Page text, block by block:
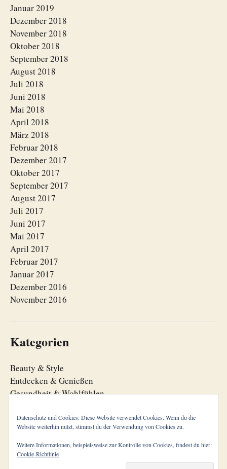
Januar 2019
Dezember 2018
November 2018
Oktober 2018
September 2018
August 2018
Juli 2018
Juni 2018
Mai 2018
April 2018
März 2018
Februar 2018
Dezember 2017
Oktober 2017
September 2017
August 2017
Juli 2017
Juni 2017
Mai 2017
April 2017
Februar 2017
Januar 2017
Dezember 2016
November 2016
Kategorien
Beauty & Style
Entdecken & Genießen
Gesundheit & Wohlfühlen
Lebensorganisation
Zeitgeist
Datenschutz und Cookies: Diese Website verwendet Cookies. Wenn du die
Website weiterhin nutzt, stimmst du der Verwendung von Cookies zu.
Weitere Informationen, beispielsweise zur Kontrolle von Cookies, findest du hier:
Cookie-Richtlinie